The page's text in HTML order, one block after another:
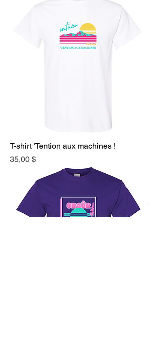
T-shirt 'Tention aux machines !
Prix
35,00 $